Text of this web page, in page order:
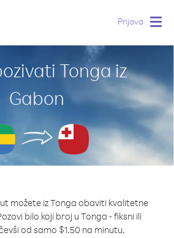
Prijava
Tonga iz
Gabon
možete iz Tonga obaviti kvalitetne
bilo koji broj u Tonga - fiksni ili
od samo $1.50 na minutu.